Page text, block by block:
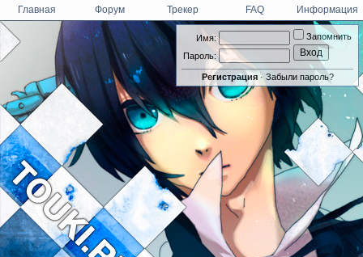
Имя:
Пароль:
Запомнить
Регистрация· Забыли пароль?
Главная Форум Трекер FAQ Информация